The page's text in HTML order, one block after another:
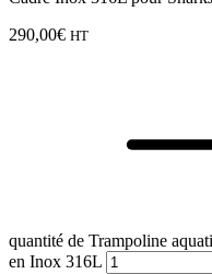
290,00€ HT
quantité de Trampoline
en Inox 316L